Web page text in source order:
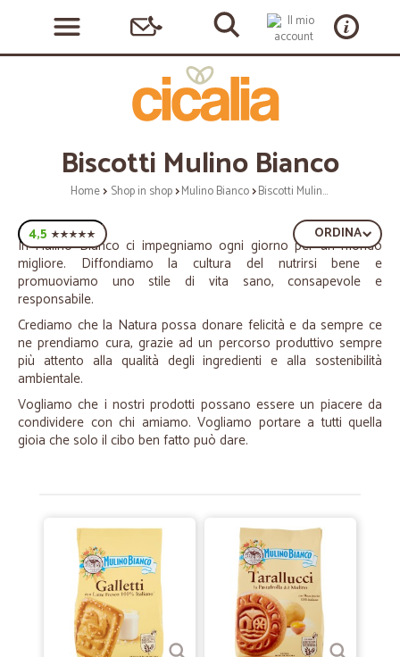
Biscotti Mulino Bianco
Home Shop in shop Mulino Bianco Biscotti Mulino Bianco
4,5
In Mulino Bianco ci impegniamo ogni giorno per un mondo
migliore. Diffondiamo la cultura del nutrirsi bene e
promuoviamo uno stile di vita sano, consapevole e
responsabile.
Crediamo che la Natura possa donare felicità e da sempre ce
ne prendiamo cura, grazie ad un percorso produttivo sempre
più attento alla qualità degli ingredienti e alla sostenibilità
ambientale.
Vogliamo che i nostri prodotti possano essere un piacere da
condividere con chi amiamo. Vogliamo portare a tutti quella
gioia che solo il cibo ben fatto può dare.
ORDINA